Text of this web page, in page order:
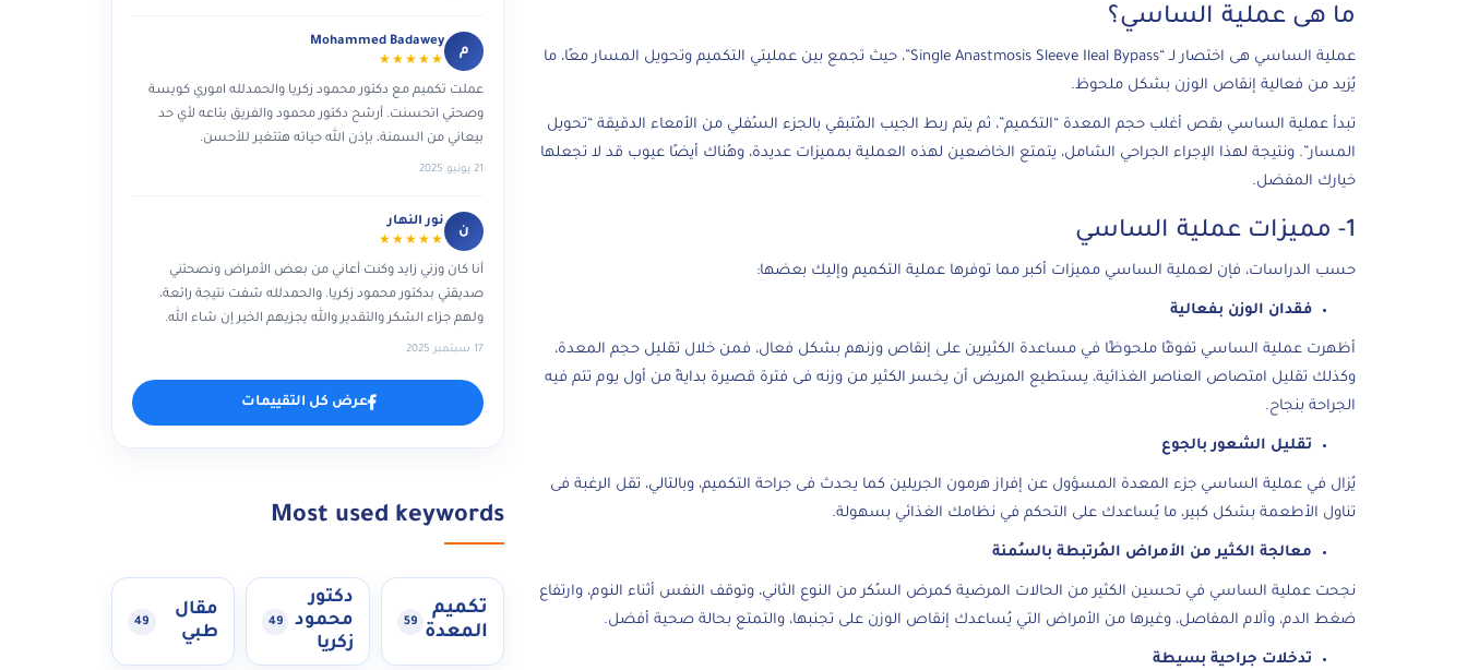
ما هى عملية الساسي؟
عملية الساسي هى اختصار لـ “Single Anastmosis Sleeve Ileal Bypass”
، حيث تجمع بين عمليتي التكميم وتحويل المسار معًا، ما
يُزيد من فعالية إنقاص الوزن بشكل ملحوظ.
تبدأ عملية الساسي بقص أغلب حجم المعدة “التكميم”، ثم يتم ربط الجيب المُتبقي بالجزء السُفلي من الأمعاء الدقيقة “تحويل
المسار”. ونتيجة لهذا الإجراء الجراحي الشامل، يتمتع الخاضعين لهذه العملية بمميزات عديدة، وهُناك أيضًا عيوب قد لا تجعلها
خيارك المفضل.
1- مميزات عملية الساسي
حسب الدراسات، فإن لعملية الساسي مميزات أكبر مما توفرها عملية التكميم وإليك بعضها:
فقدان الوزن بفعالية
أظهرت عملية الساسي تفوقًا ملحوظًا في مساعدة الكثيرين على إنقاص وزنهم بشكل فعال، فمن خلال تقليل حجم المعدة،
وكذلك تقليل امتصاص العناصر الغذائية، يستطيع المريض أن يخسر الكثير من وزنه فى فترة قصيرة بدايةً من أول يوم تتم فيه
الجراحة بنجاح.
تقليل الشعور بالجوع
يُزال في عملية الساسي جزء المعدة المسؤول عن إفراز هرمون الجريلين كما يحدث فى جراحة التكميم، وبالتالي، تقل الرغبة فى
تناول الأطعمة بشكل كبير، ما يُساعدك على التحكم في نظامك الغذائي بسهولة.
معالجة الكثير من الأمراض المُرتبطة بالسُمنة
نجحت عملية الساسي في تحسين الكثير من الحالات المرضية كمرض السُكر من النوع الثاني، وتوقف النفس أثناء النوم، وارتفاع
ضغط الدم، وآلام المفاصل، وغيرها من الأمراض التي يُساعدك إنقاص الوزن على تجنبها، والتمتع بحالة صحية أفضل.
تدخلات جراحية بسيطة
م
Mohammed Badawey
★★★★★
عملت تكميم مع دكتور محمود زكريا والحمدلله اموري كويسة
وصحتي اتحسنت. أرشح دكتور محمود والفريق بتاعه لأي حد
بيعاني من السمنة، بإذن الله حياته هتتغير للأحسن.
21 يونيو 2025
ن
نور النهار
★★★★★
أنا كان وزني زايد وكنت أعاني من بعض الأمراض ونصحتني
صديقتي بدكتور محمود زكريا. والحمدلله شفت نتيجة رائعة،
ولهم جزاء الشكر والتقدير والله يجزيهم الخير إن شاء الله.
17 سبتمبر 2025
عرض كل التقييمات
Most used keywords
تكميم
المعدة
59
دكتور
محمود
زكريا
49
مقال
طبي
49